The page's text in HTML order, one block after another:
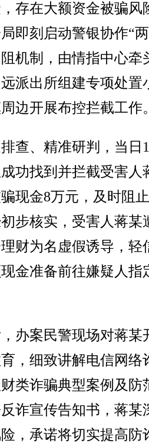
存在大额资金被骗风
即刻启动警银协作“
机制，由情指中心牵
派出所组建专项处置
边开展布控拦截工作
、精准研判，当日
功找到并拦截受害人
现金8万元，及时阻
步核实，受害人蒋某
财为名虚假诱导，轻
金准备前往嫌疑人指
案民警现场对蒋某
，细致讲解电信网络
类诈骗典型案例及防
诈宣传告知书，蒋某
，承诺将切实提高防